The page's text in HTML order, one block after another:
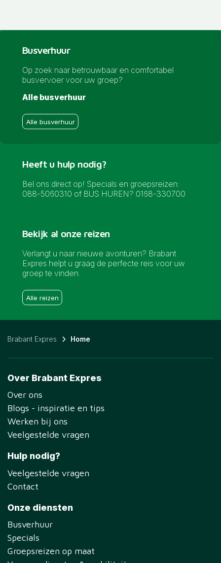
Busverhuur
Op zoek naar betrouwbaar en comfortabel
busvervoer voor uw groep?
Alle busverhuur
Alle busverhuur
Heeft u hulp nodig?
Bel ons direct op! Specials en groepsreizen:
088-5060310 of BUS HUREN? 0168-330700
Bekijk al onze reizen
Verlangt u naar nieuwe avonturen? Brabant
Expres helpt u graag de perfecte reis voor uw
groep te vinden.
Alle reizen
Brabant Expres Home
Over Brabant Expres
Over ons
Blogs - inspiratie en tips
Werken bij ons
Veelgestelde vragen
Hulp nodig?
Veelgestelde vragen
Contact
Onze diensten
Busverhuur
Specials
Groepsreizen op maat